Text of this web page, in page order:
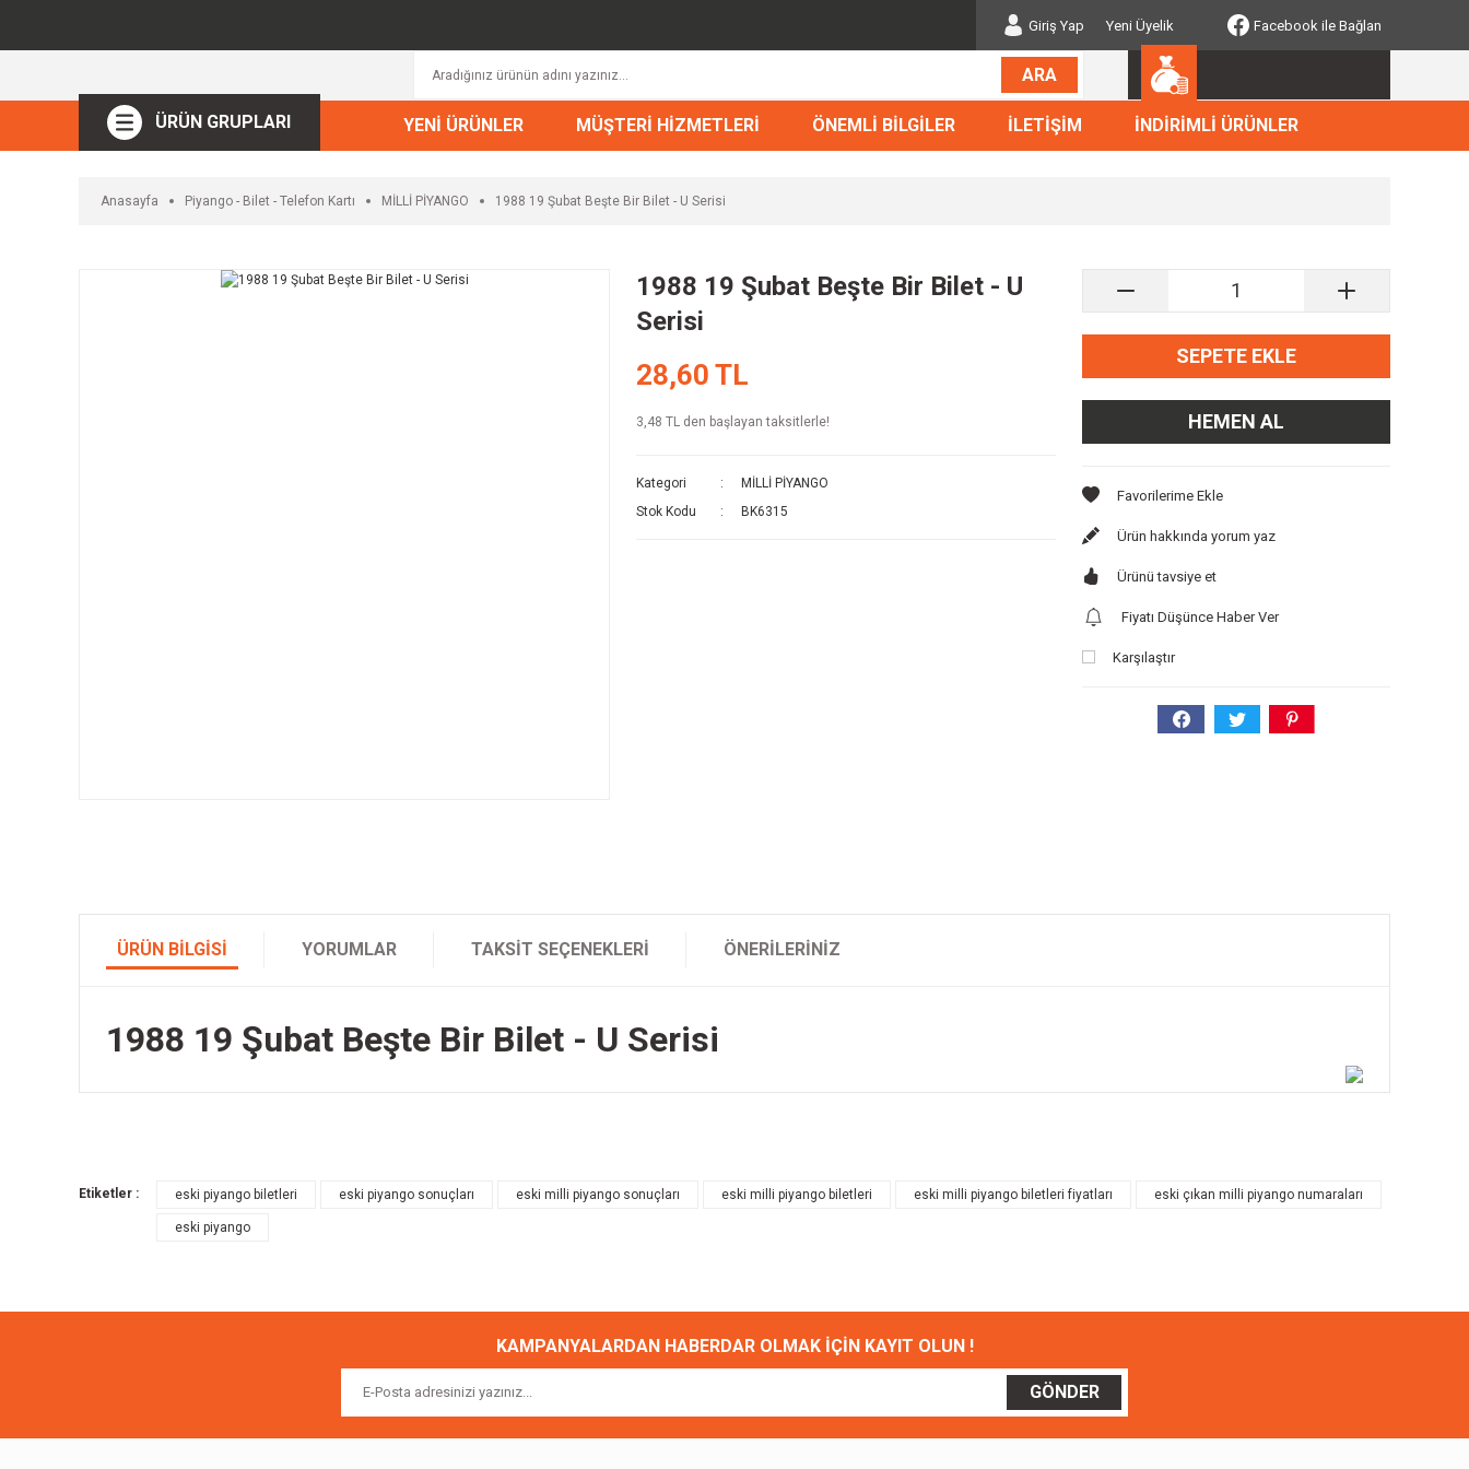
Giriş Yap Yeni Üyelik Facebook ile Bağlan
ARA
ÜRÜN GRUPLARI YENİ ÜRÜNLER MÜŞTERİ HİZMETLERİ ÖNEMLİ BİLGİLER İLETİŞİM İNDİRİMLİ ÜRÜNLER
Anasayfa Piyango - Bilet - Telefon Kartı MİLLİ PİYANGO 1988 19 Şubat Beşte Bir Bilet - U Serisi
1988 19 Şubat Beşte Bir Bilet - U
Serisi
28,60 TL
3,48 TL den başlayan taksitlerle!
Kategori
MİLLİ PİYANGO
Stok Kodu
BK6315
SEPETE EKLE
HEMEN AL
Ürün hakkında yorum yaz
Ürünü tavsiye et
Fiyatı Düşünce Haber Ver
Karşılaştır
ÜRÜN BILGISI YORUMLAR TAKSIT SEÇENEKLERI ÖNERILERINIZ
1988 19 Şubat Beşte Bir Bilet - U Serisi
Ürün resmi kalitesiz, bozuk veya görüntülenemiyor.
Ürün açıklamasında eksik bilgiler bulunuyor.
Etiketler : eski piyango biletleri eski piyango sonuçları eski milli piyango sonuçları eski milli piyango biletleri eski milli piyango biletleri fiyatları eski çıkan milli piyango numaraları
eski piyango
KAMPANYALARDAN HABERDAR OLMAK İÇİN KAYIT OLUN !
GÖNDER